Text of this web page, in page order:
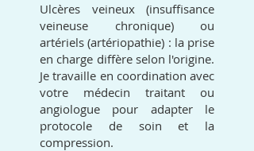
Ulcères veineux (insuffisance
veineuse chronique) ou
artériels (artériopathie) : la prise
en charge diffère selon l'origine.
Je travaille en coordination avec
votre médecin traitant ou
angiologue pour adapter le
protocole de soin et la
compression.